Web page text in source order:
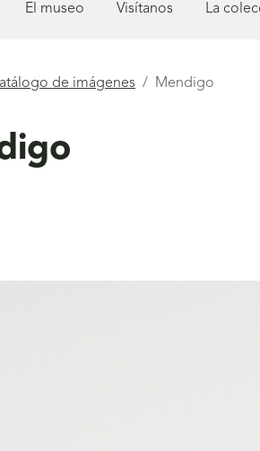
El museo Visítanos La
de imágenes Mendigo